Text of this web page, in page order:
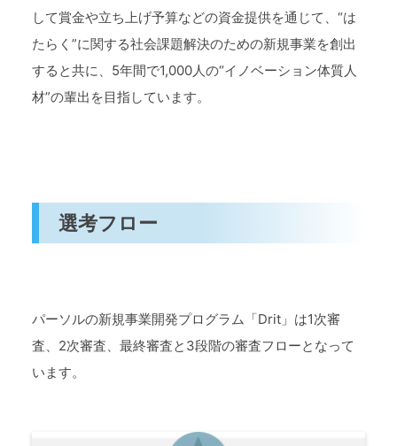
して賞金や立ち上げ予算などの資金提供を通じて、“は
たらく”に関する社会課題解決のための新規事業を創出
すると共に、5年間で1,000人の“イノベーション体質人
材”の輩出を目指しています。
選考フロー
パーソルの新規事業開発プログラム「Drit」は1次審
査、2次審査、最終審査と3段階の審査フローとなって
います。